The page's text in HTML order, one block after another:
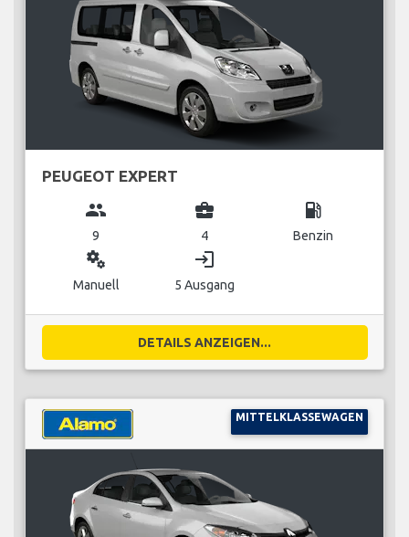
PEUGEOT EXPERT
group
9
business_center
4
local_gas_station
Benzin
miscellaneous_services
Manuell
login
5 Ausgang
DETAILS ANZEIGEN...
MITTELKLASSEWAGEN